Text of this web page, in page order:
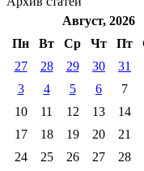
Август, 2026
Пн
Вт Ср Чт Пт
27
28 29 30 31
3
4 5 6 7
10
11 12 13 14
17
18 19 20 21
24
25 26 27 28